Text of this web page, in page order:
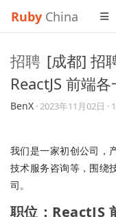
Ruby China
招聘 [成都] 招
ReactJS 前端各
BenX ·2023年11月02日 ·
我们是一家初创公司，
技术服务咨询等，围绕
司。
职位：ReactJS